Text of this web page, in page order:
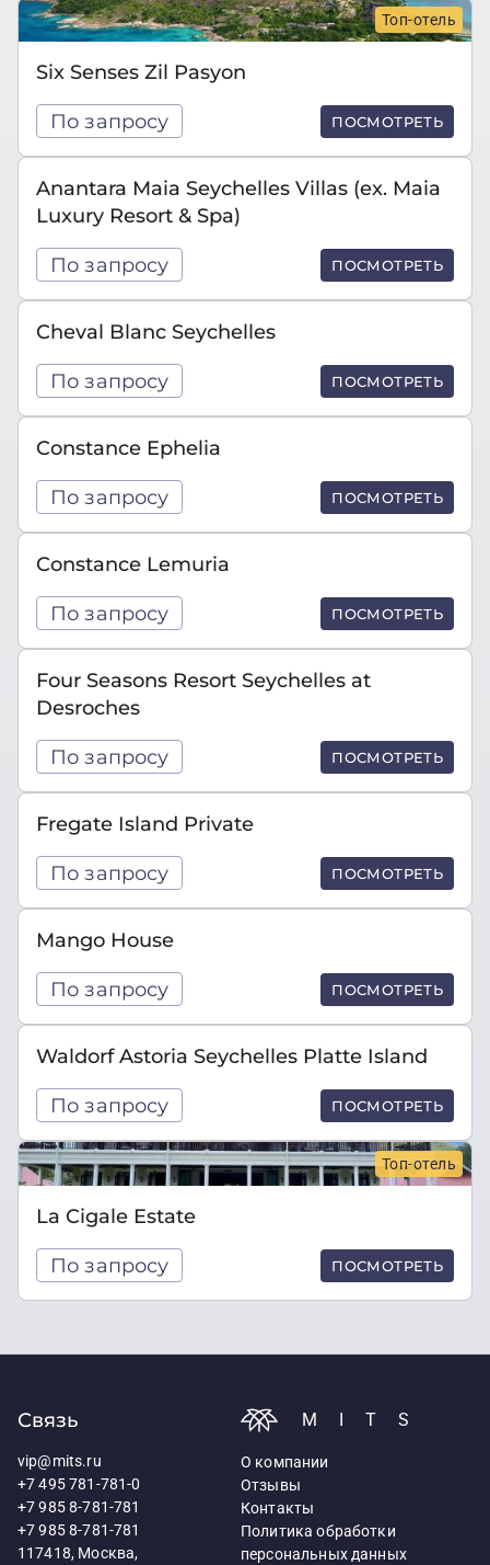
Топ-отель
Six Senses Zil Pasyon
По запросу ПОСМОТРЕТЬ
Anantara Maia Seychelles Villas (ex. Maia
Luxury Resort & Spa)
По запросу ПОСМОТРЕТЬ
Cheval Blanc Seychelles
По запросу ПОСМОТРЕТЬ
Constance Ephelia
По запросу ПОСМОТРЕТЬ
Constance Lemuria
По запросу ПОСМОТРЕТЬ
Four Seasons Resort Seychelles at
Desroches
По запросу ПОСМОТРЕТЬ
Fregate Island Private
По запросу ПОСМОТРЕТЬ
Mango House
По запросу ПОСМОТРЕТЬ
Waldorf Astoria Seychelles Platte Island
По запросу ПОСМОТРЕТЬ
Топ-отель
La Cigale Estate
По запросу ПОСМОТРЕТЬ
Связь
vip@mits.ru
+7 495 781-781-0
+7 985 8-781-781
+7 985 8-781-781
117418, Москва,
MITS
О компании
Отзывы
Контакты
Политика обработки
персональных данных